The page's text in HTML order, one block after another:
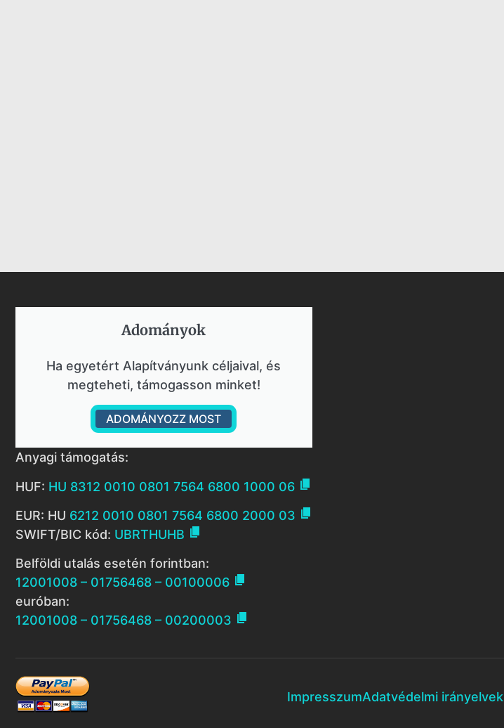
Adományok​
Ha egyetért Alapítványunk céljaival, és
megteheti, támogasson minket!
ADOMÁNYOZZ MOST
Anyagi támogatás:
HUF: HU 8312 0010 0801 7564 6800 1000 06 
EUR: HU 6212 0010 0801 7564 6800 2000 03 
SWIFT/BIC kód: UBRTHUHB 
Belföldi utalás esetén forintban:
12001008 – 01756468 – 00100006 
euróban:
12001008 – 01756468 – 00200003 
ImpresszumAdatvédelmi irányelvek